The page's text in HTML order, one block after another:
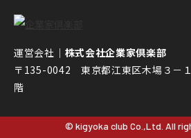
運営会社｜ 株式会社企業家倶楽部
〒135-0042 東京都江東区木場３－
階
© kigyoka club Co.,Ltd. All